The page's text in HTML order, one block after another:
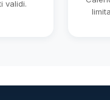
validi.